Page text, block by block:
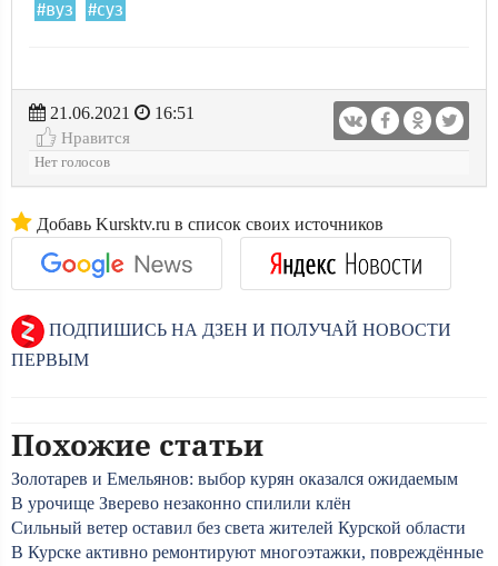
#вуз
#суз
21.06.2021
16:51
Нравится
Нет голосов
Добавь Kursktv.ru в список своих источников
ПОДПИШИСЬ НА ДЗЕН И ПОЛУЧАЙ НОВОСТИ
ПЕРВЫМ
Похожие статьи
Золотарев и Емельянов: выбор курян оказался ожидаемым
В урочище Зверево незаконно спилили клён
Сильный ветер оставил без света жителей Курской области
В Курске активно ремонтируют многоэтажки, повреждённые